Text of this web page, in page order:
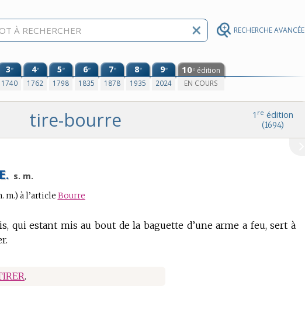
RECHERCHE AVANCÉE
3e
1740
4e
1762
5e
1798
6e
1835
7e
1878
8e
1935
9e
2024
10e édition
EN COURS
1 re édition
(1694)
tire-bourre
s. m.
m.) à l’article Bourre
qui estant mis au bout de la baguette d’une arme a feu, sert à
.